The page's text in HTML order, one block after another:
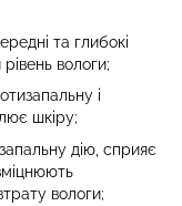
та глибокі
вологи;
і
шкіру;
дію, сприяє
вологи;